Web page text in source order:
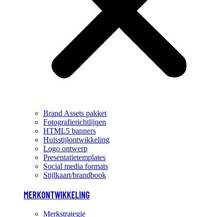
Brand Assets pakket
Fotografierichtlijnen
HTML5 banners
Huisstijlontwikkeling
Logo ontwerp
Presentatietemplates
Social media formats
Stijlkaart/brandbook
MERKONTWIKKELING
Merkstrategie